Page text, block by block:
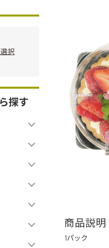
択
探す
商品説明
1パック